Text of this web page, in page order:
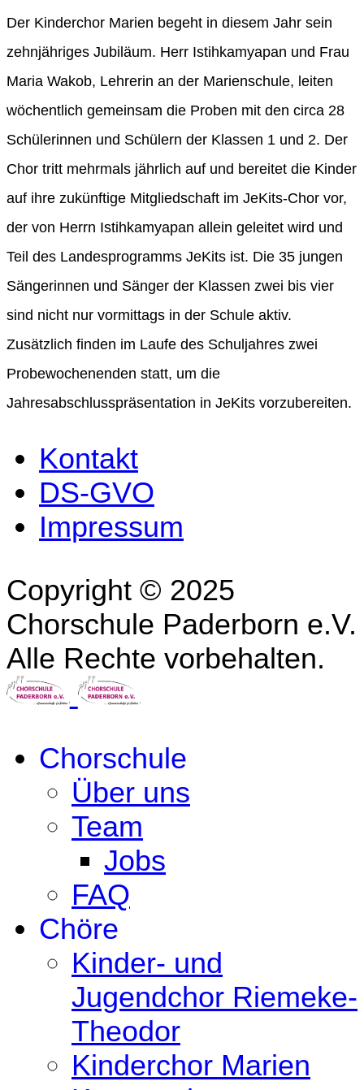
Der Kinderchor Marien begeht in diesem Jahr sein
zehnjähriges Jubiläum. Herr Istihkamyapan und Frau
Maria Wakob, Lehrerin an der Marienschule, leiten
wöchentlich gemeinsam die Proben mit den circa 28
Schülerinnen und Schülern der Klassen 1 und 2. Der
Chor tritt mehrmals jährlich auf und bereitet die Kinder
auf ihre zukünftige Mitgliedschaft im JeKits-Chor vor,
der von Herrn Istihkamyapan allein geleitet wird und
Teil des Landesprogramms JeKits ist. Die 35 jungen
Sängerinnen und Sänger der Klassen zwei bis vier
sind nicht nur vormittags in der Schule aktiv.
Zusätzlich finden im Laufe des Schuljahres zwei
Probewochenenden statt, um die
Jahresabschlusspräsentation in JeKits vorzubereiten.
Kontakt
DS-GVO
Impressum
Copyright © 2025
Chorschule Paderborn e.V.
Alle Rechte vorbehalten.
Chorschule
Über uns
Team
Jobs
FAQ
Chöre
Kinder- und
Jugendchor Riemeke-
Theodor
Kinderchor Marien